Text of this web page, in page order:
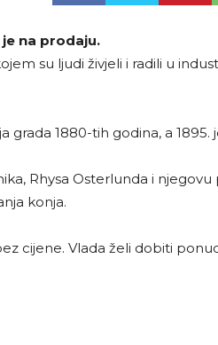
na prodaju.
su ljudi živjeli i radili u
1880-tih godina, a 1895.
Rhysa Osterlunda i
konja.
cijene. Vlada želi dobiti